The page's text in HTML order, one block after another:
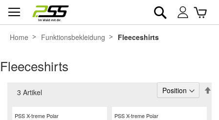
Suche
Home Funktionsbekleidung Fleeceshirts
Fleeceshirts
3 Artikel
PSS X-treme Polar
PSS X-treme Polar